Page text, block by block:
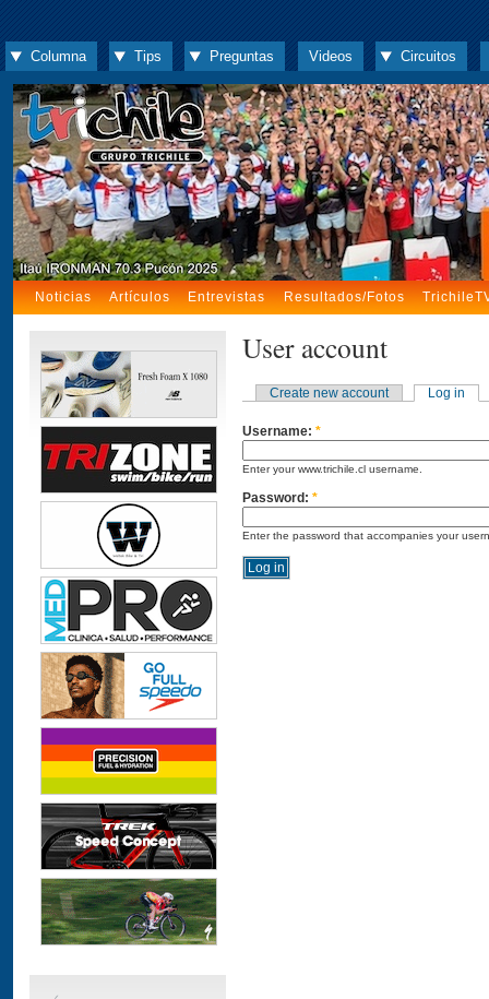
Columna Tips Preguntas Videos Circuitos
Noticias Artículos Entrevistas Resultados/Fotos
User account
Create new account Log in
Username: *
Enter your www.trichile.cl username.
Password: *
Enter the password that accompanies your